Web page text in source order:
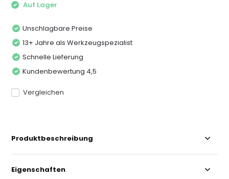
Auf Lager
Unschlagbare Preise
13+ Jahre als Werkzeugspezialist
Schnelle Lieferung
Kundenbewertung 4,5
Vergleichen
Produktbeschreibung
Eigenschaften